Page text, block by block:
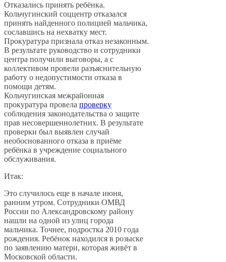
Отказались принять ребёнка.
Кольчугинский соццентр отказался
принять найденного полицией мальчика,
сославшись на нехватку мест.
Прокуратура признала отказ незаконным.
В результате руководство и сотрудники
центра получили выговоры, а с
коллективом провели разъяснительную
работу о недопустимости отказа в
помощи детям.
Кольчугинская межрайонная
прокуратура провела проверку
соблюдения законодательства о защите
прав несовершеннолетних. В результате
проверки был выявлен случай
необоснованного отказа в приёме
ребёнка в учреждение социального
обслуживания.
Итак:
Это случилось еще в начале июня,
ранним утром. Сотрудники ОМВД
России по Александровскому району
нашли на одной из улиц города
мальчика. Точнее, подростка 2010 года
рождения. Ребёнок находился в розыске
по заявлению матери, которая живёт в
Московской области.